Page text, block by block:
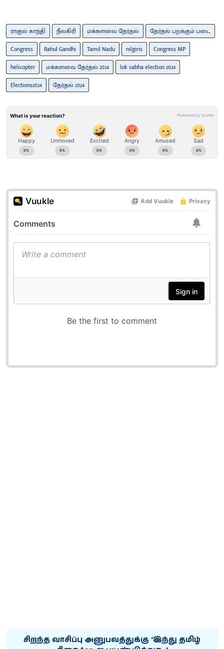
ராகுல் காந்தி நீலகிரி மக்களவை தேர்தல்
தேர்தல் பறக்கும் படை
Congress
Rahul Gandhi Tamil Nadu nilgiris
Congress MP
helicopter
மக்களவை தேர்தல் 2024
lok sabha election 2024
Elections2024
தேர்தல் 2024
சிறந்த வாசிப்பு அனுபவத்துக்கு ‘இந்து தமிழ்